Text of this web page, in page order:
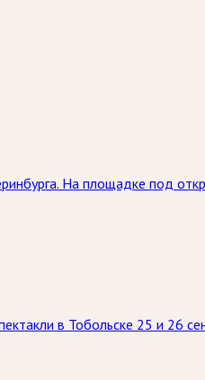
На площадке под
в Тобольске 25 и 26